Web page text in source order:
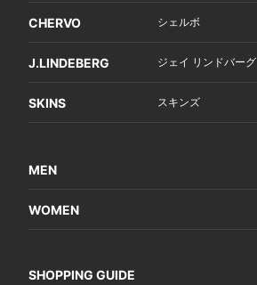
CHERVO シェルボ
J.LINDEBERG ジェイ リンドバーグ
SKINS スキンズ
MEN
WOMEN
SHOPPING GUIDE